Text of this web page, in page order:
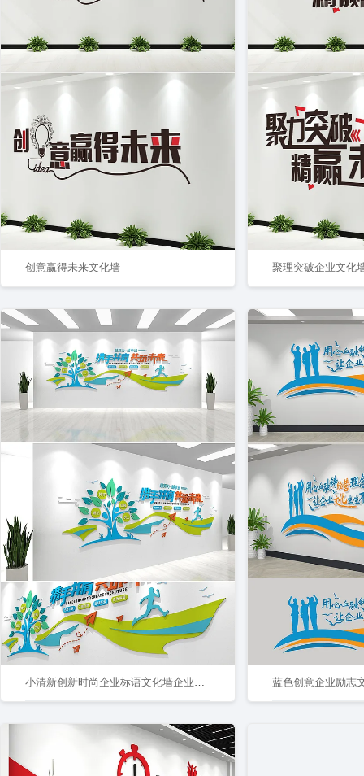
创意赢得未来文化墙 聚理突破企业文化
小清新创新时尚企业标语文化墙企业形象墙 蓝色创意企业励志